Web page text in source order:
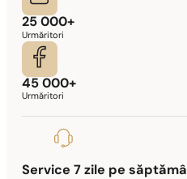
25 000+
Urmăritori
45 000+
Urmăritori
Service 7 zile pe